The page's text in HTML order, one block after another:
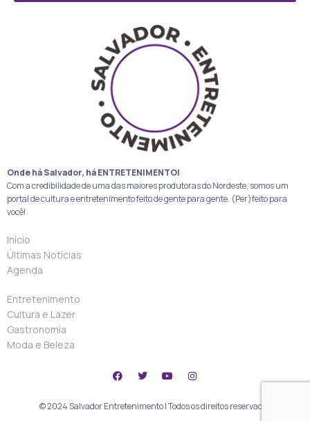
Onde há Salvador, há ENTRETENIMENTO!
Com a credibilidade de uma das maiores produtoras do Nordeste, somos um
portal de cultura e entretenimento feito de gente para gente. (Per)feito para
você!
Início
Últimas Notícias
Agenda
Entretenimento
Cultura e Lazer
Gastronomia
Moda e Beleza
© 2024 Salvador Entretenimento | Todos os direitos reservados